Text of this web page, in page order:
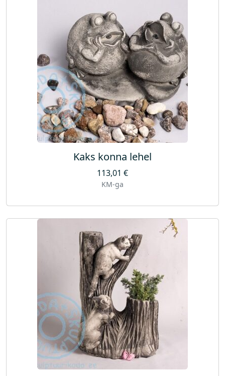
Kaks konna lehel
113,01 €
KM-ga